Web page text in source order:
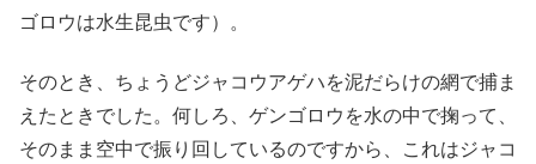
ゴロウは水生昆虫です）。
そのとき、ちょうどジャコウアゲハを泥だらけの網で捕ま
えたときでした。何しろ、ゲンゴロウを水の中で掬って、
そのまま空中で振り回しているのですから、これはジャコ